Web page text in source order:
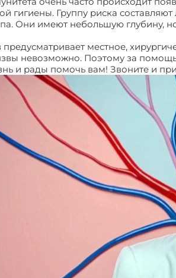
гигиены. Группу риска
Они имеют небольшую глубину,
местное,
невозможно. Поэтому за
и рады помочь вам! Звоните и